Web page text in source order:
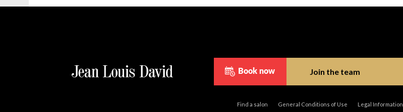
Book now Join the team
Find a salon General Conditions of Use Legal Information